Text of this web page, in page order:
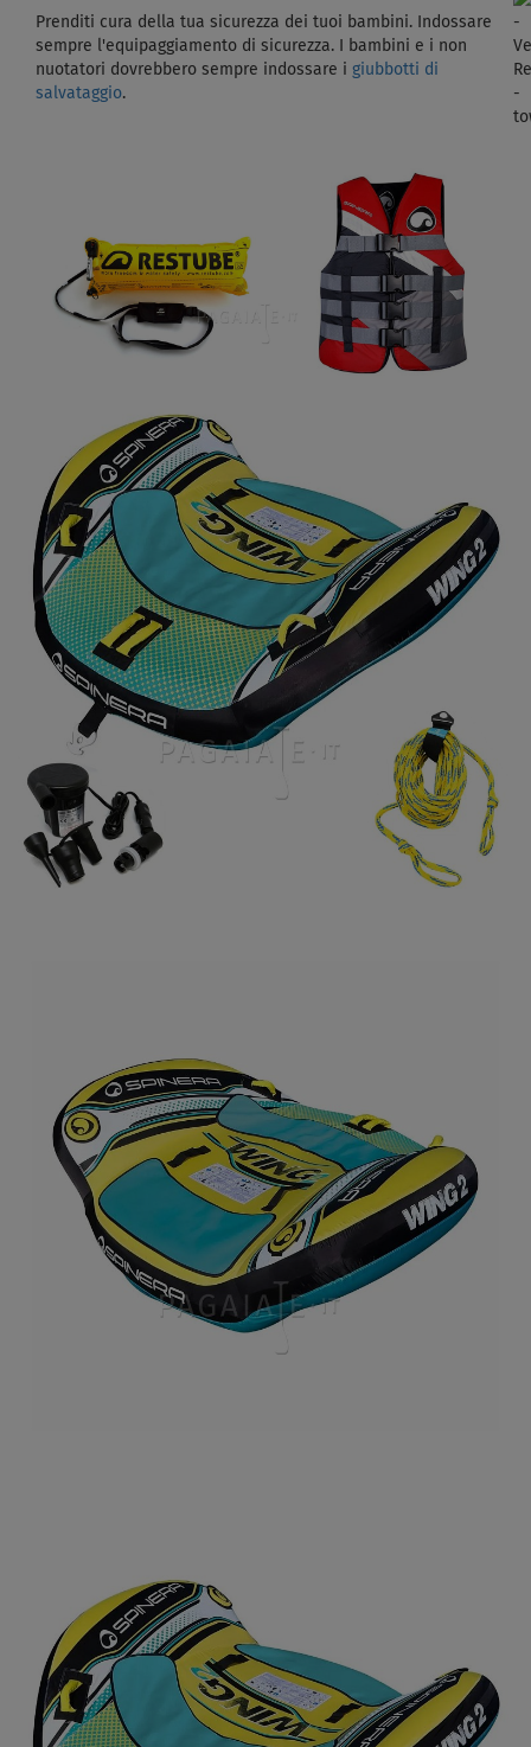
Prenditi cura della tua sicurezza dei tuoi bambini.
Indossare
sempre l'equipaggiamento di sicurezza.
I bambini e i non
nuotatori dovrebbero sempre indossare i giubbotti di
salvataggio.